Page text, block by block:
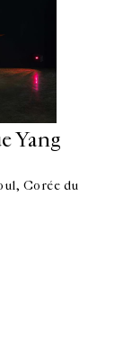
Yang
Corée du